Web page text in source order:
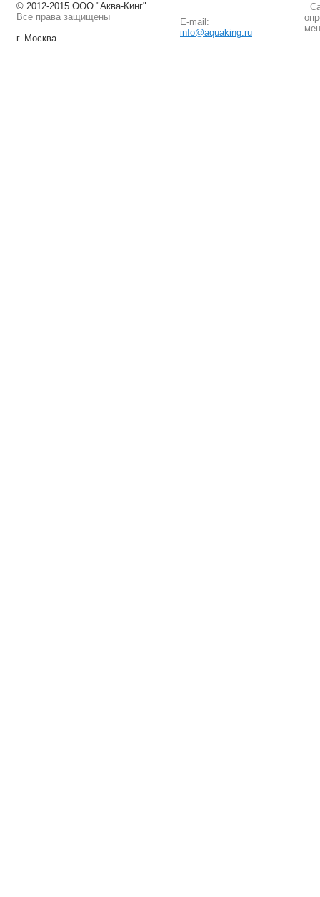
© 2012-2015 ООО "Аква-Кинг"
Все права защищены
г. Москва
E-mail:
info@aquaking.ru